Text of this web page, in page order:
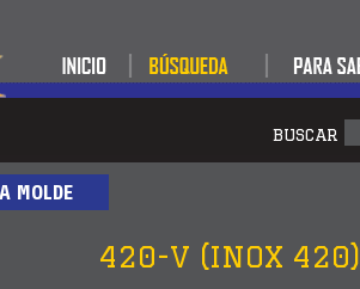
BUSCAR
MOLDE
420-V (INOX 420)